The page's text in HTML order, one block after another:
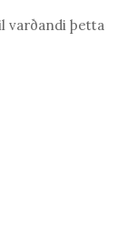
varðandi þetta